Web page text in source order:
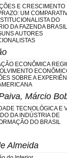
E CRESCIMENTO
UM
DO
DA FAZENDA
AUTORES
ECONÔMICA
SOBRE A
Márcio
TECNOLÓGICA E
DA INDÚSTRIA DE
DO BRASIL
Almeida